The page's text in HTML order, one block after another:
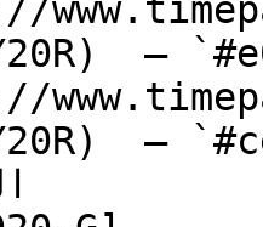
Y20R)  —
Y20R)  —